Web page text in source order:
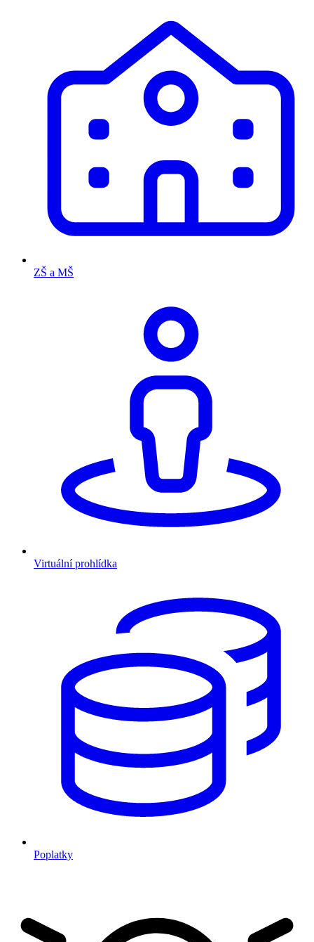
ZŠ a MŠ
Virtuální prohlídka
Poplatky